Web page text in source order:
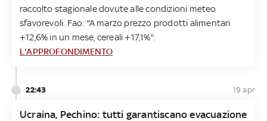
raccolto stagionale dovute alle condizioni meteo
sfavorevoli. Fao: "A marzo prezzo prodotti alimentari
+12,6% in un mese, cereali +17,1%".
L'APPROFONDIMENTO
22:43 19 apr
Ucraina, Pechino: tutti garantiscano evacuazione